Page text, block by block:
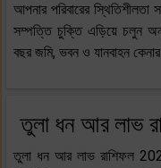
আপনার পরিবারের স্থিতিশীলতা
সম্পত্তি চুক্তি এড়িয়ে চলুন
বছর জমি, ভবন ও যানবাহন
তুলা ধন আর লাভ
তুলা ধন আর লাভ রাশিফল